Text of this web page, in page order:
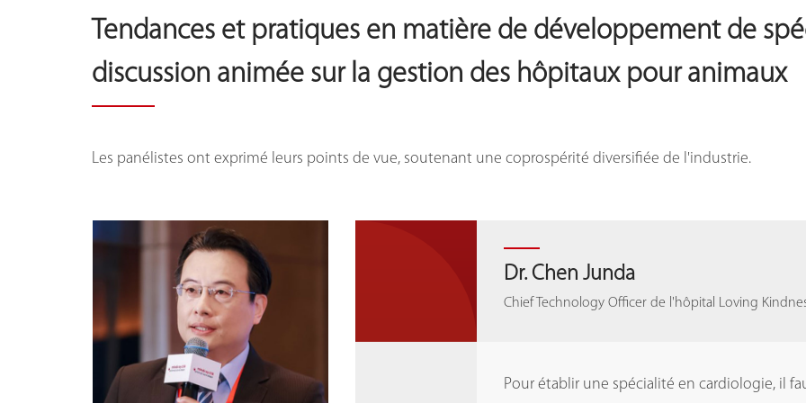
Tendances et pratiques en matière de développement de
discussion animée sur la gestion des hôpitaux pour animaux
Les panélistes ont exprimé leurs points de vue, soutenant une coprospérité diversifiée de l'industrie.
Dr. Chen Junda
Chief Technology Officer de l'hôpital Loving
Pour établir une spécialité en cardiologie, il
Alexandru Vitalaru
compagnie (FECAVA), président de l'Association
En tant que managers ambitieux, nous nous
Dr. Chen Junda
Chief Technology Officer de l'hôpital Loving
Pour établir une spécialité en cardiologie, il
Alexandru Vitalaru
compagnie (FECAVA), président de l'Association
En tant que managers ambitieux, nous nous